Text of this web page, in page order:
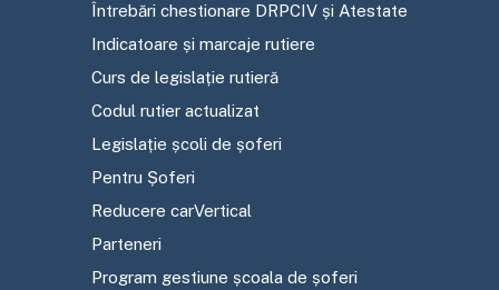
Întrebări chestionare DRPCIV și Atestate
Indicatoare și marcaje rutiere
Curs de legislație rutieră
Codul rutier actualizat
Legislație școli de șoferi
Pentru Șoferi
Reducere carVertical
Parteneri
Program gestiune școala de șoferi